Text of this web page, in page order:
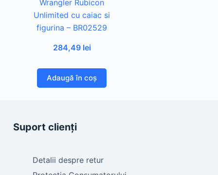
Wrangler Rubicon
Unlimited cu caiac si
figurina – BR02529
284,49 lei
Adaugă în coș
Suport clienți
Detalii despre retur